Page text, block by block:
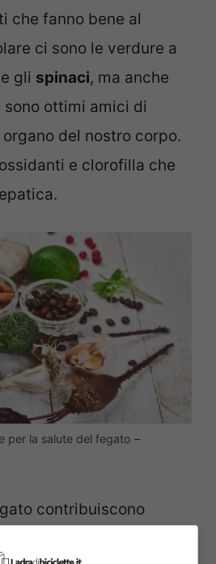
che fanno bene al
ci sono le verdure a
gli spinaci, ma anche
sono ottimi amici di
del nostro corpo.
e clorofilla che
per la salute del fegato –
contribuiscono